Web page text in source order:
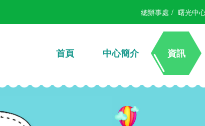
總辦事處 / 曙光中
首頁 中心簡介 資訊